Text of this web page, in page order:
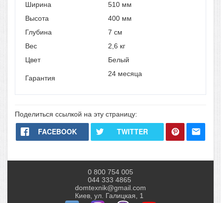
Ширина
510 мм
Высота
400 мм
Глубина
7 см
Вес
2,6 кг
Цвет
Белый
Гарантия
24 месяца
Поделиться ссылкой на эту страницу:
FACEBOOK TWITTER
0 800 754 005
044 333 4865
domtexnik@gmail.com
Киев, ул. Галицкая, 1